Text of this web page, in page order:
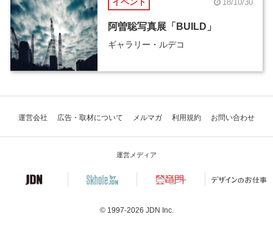
コラム イベント 18/10/30
阿曽聡写真展「BUILD」
ギャラリー・ルデコ
運営会社 広告・取材について メルマガ 利用規約 お問い合わせ
運営メディア
© 1997-2026 JDN Inc.